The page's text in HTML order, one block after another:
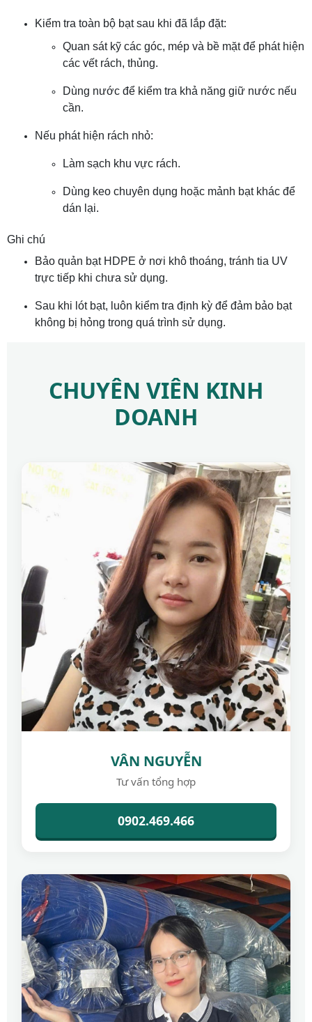
Kiểm tra toàn bộ bạt sau khi đã lắp đặt:
Quan sát kỹ các góc, mép và bề mặt để phát hiện
các vết rách, thủng.
Dùng nước để kiểm tra khả năng giữ nước nếu
cần.
Nếu phát hiện rách nhỏ:
Làm sạch khu vực rách.
Dùng keo chuyên dụng hoặc mảnh bạt khác để
dán lại.
Ghi chú
Bảo quản bạt HDPE ở nơi khô thoáng, tránh tia UV
trực tiếp khi chưa sử dụng.
Sau khi lót bạt, luôn kiểm tra định kỳ để đảm bảo bạt
không bị hỏng trong quá trình sử dụng.
CHUYÊN VIÊN KINH
DOANH
VÂN NGUYỄN
Tư vấn tổng hợp
0902.469.466